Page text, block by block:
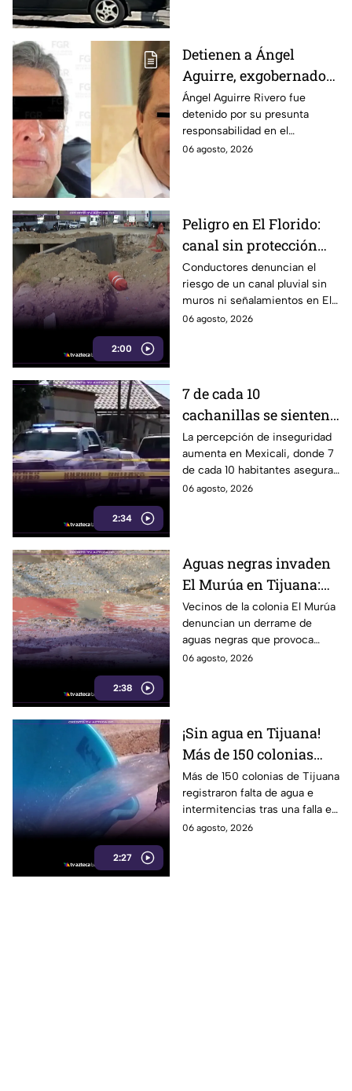
Detienen a Ángel
Aguirre, exgobernador
de Guerrero, por
presunto ocultamiento
de pruebas en caso
Ayotzinapa
Ángel Aguirre Rivero fue
detenido por su presunta
responsabilidad en el
ocultamiento de evidencias
06 agosto, 2026
2:00
Peligro en El Florido:
canal sin protección
provoca accidentes en
Parque Industrial de
Tijuana
Conductores denuncian el
riesgo de un canal pluvial sin
muros ni señalamientos en El
Florido, Tijuana, donde ya
06 agosto, 2026
2:34
7 de cada 10
cachanillas se sienten
inseguros en Mexicali
La percepción de inseguridad
aumenta en Mexicali, donde 7
de cada 10 habitantes aseguran
sentirse inseguros al vivir en la
06 agosto, 2026
2:38
Aguas negras invaden
El Murúa en Tijuana:
vecinos viven entre
malos olores y riesgos
Vecinos de la colonia El Murúa
denuncian un derrame de
aguas negras que provoca
malos olores,
06 agosto, 2026
2:27
¡Sin agua en Tijuana!
Más de 150 colonias
enfrentan cortes tras
falla en sistema de
bombeo
Más de 150 colonias de Tijuana
registraron falta de agua e
intermitencias tras una falla en
el sistema de bombeo.
06 agosto, 2026